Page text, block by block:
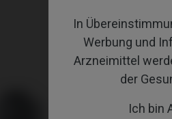
In
Werbung und
Arzneimittel
der
Ich bin